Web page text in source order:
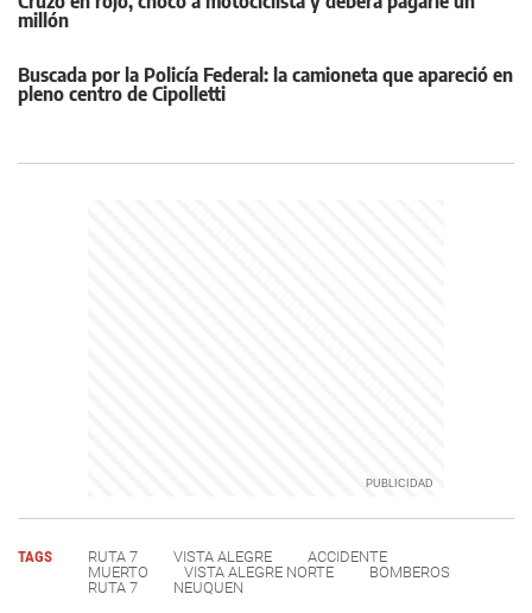
millón
Buscada por la Policía Federal: la camioneta que apareció en
pleno centro de Cipolletti
TAGS RUTA 7 VISTA ALEGRE
ACCIDENTE
MUERTO
VISTA ALEGRE NORTE
BOMBEROS
RUTA 7
NEUQUEN